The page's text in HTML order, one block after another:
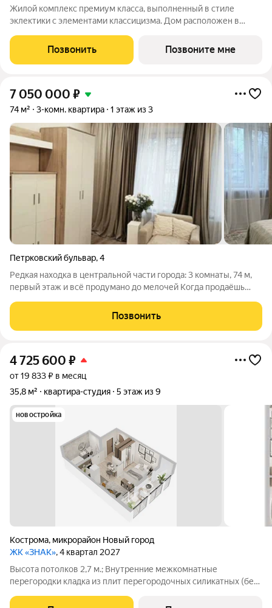
Жилой комплекс премиум класса, выполненный в стиле
эклектики с элементами классицизма. Дом расположен в
любоваться красотой архитектурного ансамбля торговых
рядов, прекрасной набережной и другими
Позвонить Позвоните мне
7 050 000 ₽
74 м² 3-комн. квартира 1 этаж из 3
Петрковский бульвар,4
Редкая находка в центральной части города: 3 комнаты, 74 м,
первый этаж и всё продумано до мелочей Когда продаёшь
не только про метры и потолки, а про те детали, которые
делают жизнь
Позвонить
4 725 600 ₽
от 19 833 ₽ в месяц
35,8 м²
квартира-студия 5 этаж из 9
новостройка
Кострома, микрорайон Новый город
ЖК «ЗНАК», 4 квартал 2027
Высота потолков 2,7 м.; Внутренние межкомнатные
перегородки кладка из плит перегородочных силикатных (без
облицовочного кирпича и поризованного керамического